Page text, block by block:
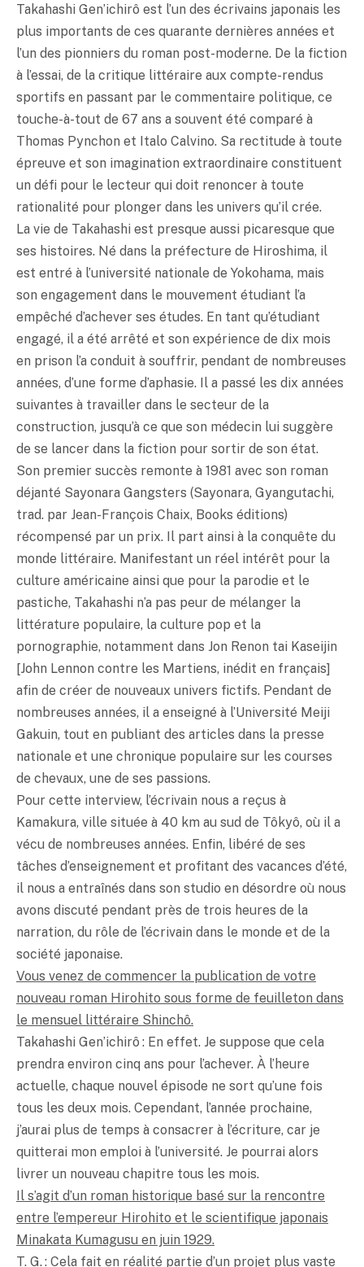
Takahashi Gen’ichirô est l’un des écrivains japonais les
plus importants de ces quarante dernières années et
l’un des pionniers du roman post-moderne. De la fiction
à l’essai, de la critique littéraire aux compte-rendus
sportifs en passant par le commentaire politique, ce
touche-à-tout de 67 ans a souvent été comparé à
Thomas Pynchon et Italo Calvino. Sa rectitude à toute
épreuve et son imagination extraordinaire constituent
un défi pour le lecteur qui doit renoncer à toute
rationalité pour plonger dans les univers qu’il crée.
La vie de Takahashi est presque aussi picaresque que
ses histoires. Né dans la préfecture de Hiroshima, il
est entré à l’université nationale de Yokohama, mais
son engagement dans le mouvement étudiant l’a
empêché d’achever ses études. En tant qu’étudiant
engagé, il a été arrêté et son expérience de dix mois
en prison l’a conduit à souffrir, pendant de nombreuses
années, d’une forme d’aphasie. Il a passé les dix années
suivantes à travailler dans le secteur de la
construction, jusqu’à ce que son médecin lui suggère
de se lancer dans la fiction pour sortir de son état.
Son premier succès remonte à 1981 avec son roman
déjanté Sayonara Gangsters (Sayonara, Gyangutachi,
trad. par Jean-François Chaix, Books éditions)
récompensé par un prix. Il part ainsi à la conquête du
monde littéraire. Manifestant un réel intérêt pour la
culture américaine ainsi que pour la parodie et le
pastiche, Takahashi n’a pas peur de mélanger la
littérature populaire, la culture pop et la
pornographie, notamment dans Jon Renon tai Kaseijin
[John Lennon contre les Martiens, inédit en français]
afin de créer de nouveaux univers fictifs. Pendant de
nombreuses années, il a enseigné à l’Université Meiji
Gakuin, tout en publiant des articles dans la presse
nationale et une chronique populaire sur les courses
de chevaux, une de ses passions.
Pour cette interview, l’écrivain nous a reçus à
Kamakura, ville située à 40 km au sud de Tôkyô, où il a
vécu de nombreuses années. Enfin, libéré de ses
tâches d’enseignement et profitant des vacances d’été,
il nous a entraînés dans son studio en désordre où nous
avons discuté pendant près de trois heures de la
narration, du rôle de l’écrivain dans le monde et de la
société japonaise.
Vous venez de commencer la publication de votre
nouveau roman Hirohito sous forme de feuilleton dans
le mensuel littéraire Shinchô.
Takahashi Gen’ichirô : En effet. Je suppose que cela
prendra environ cinq ans pour l’achever. À l’heure
actuelle, chaque nouvel épisode ne sort qu’une fois
tous les deux mois. Cependant, l’année prochaine,
j’aurai plus de temps à consacrer à l’écriture, car je
quitterai mon emploi à l’université. Je pourrai alors
livrer un nouveau chapitre tous les mois.
Il s’agit d’un roman historique basé sur la rencontre
entre l’empereur Hirohito et le scientifique japonais
Minakata Kumagusu en juin 1929.
T. G. : Cela fait en réalité partie d’un projet plus vaste